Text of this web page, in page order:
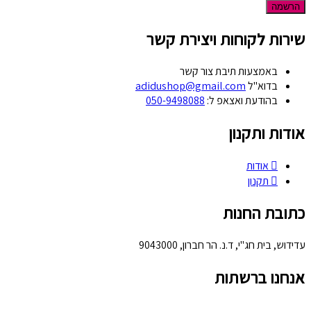
הרשמה
שירות לקוחות ויצירת קשר
באמצעות תיבת צור קשר
בדוא"לadidushop@gmail.com
בהודעת ואצאפ ל: 050-9498088
אודות ותקנון
אודות
תקנון
כתובת החנות
עדידוש, בית חג"י, ד.נ. הר חברון, 9043000
אנחנו ברשתות